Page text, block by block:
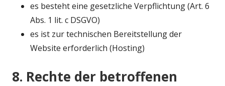
es besteht eine gesetzliche Verpflichtung (Art. 6
Abs. 1 lit. c DSGVO)
es ist zur technischen Bereitstellung der
Website erforderlich (Hosting)
8. Rechte der betroffenen